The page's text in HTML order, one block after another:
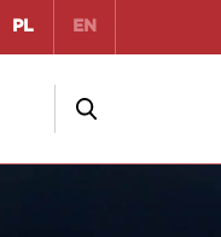
PL EN